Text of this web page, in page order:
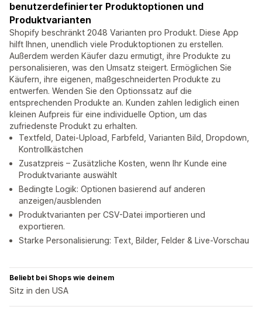
benutzerdefinierter Produktoptionen und
Produktvarianten
Shopify beschränkt 2048 Varianten pro Produkt. Diese App
hilft Ihnen, unendlich viele Produktoptionen zu erstellen.
Außerdem werden Käufer dazu ermutigt, ihre Produkte zu
personalisieren, was den Umsatz steigert. Ermöglichen Sie
Käufern, ihre eigenen, maßgeschneiderten Produkte zu
entwerfen. Wenden Sie den Optionssatz auf die
entsprechenden Produkte an. Kunden zahlen lediglich einen
kleinen Aufpreis für eine individuelle Option, um das
zufriedenste Produkt zu erhalten.
Textfeld, Datei-Upload, Farbfeld, Varianten Bild, Dropdown,
Kontrollkästchen
Zusatzpreis – Zusätzliche Kosten, wenn Ihr Kunde eine
Produktvariante auswählt
Bedingte Logik: Optionen basierend auf anderen
anzeigen/ausblenden
Produktvarianten per CSV-Datei importieren und
exportieren.
Starke Personalisierung: Text, Bilder, Felder & Live-Vorschau
Beliebt bei Shops wie deinem
Sitz in den USA